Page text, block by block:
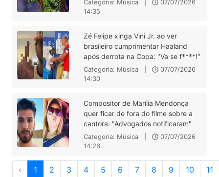
Categoria: Música |
07/07/2026
14:35
Zé Felipe xinga Vini Jr. ao ver
brasileiro cumprimentar Haaland
após derrota na Copa: "Va se f****!"
Categoria: Música |
07/07/2026
14:30
Compositor de Marília Mendonça
quer ficar de fora do filme sobre a
cantora: "Advogados notificaram"
Categoria: Música |
07/07/2026
14:26
‹ 1 2 3 4 5 6 7 8 9 10 11